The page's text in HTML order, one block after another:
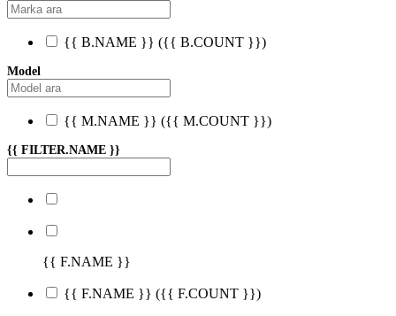
{{ B.NAME }} ({{ B.COUNT }})
Model
{{ M.NAME }} ({{ M.COUNT }})
{{ FILTER.NAME }}
{{ F.NAME }}
{{ F.NAME }} ({{ F.COUNT }})